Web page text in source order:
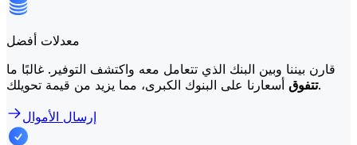
معدلات أفضل
قارن بيننا وبين البنك الذي تتعامل معه واكتشف التوفير. غالبًا ما
تتفوقأسعارنا على البنوك الكبرى، مما يزيد من قيمة تحويلك.
إرسال الأموال